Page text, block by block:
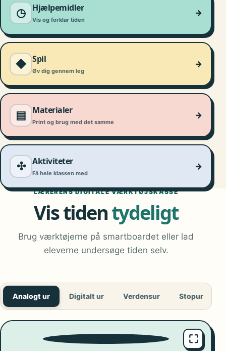
◷ Hjælpemidler
Vis og forklar tiden
→
◆ Spil
Øv dig gennem leg
→
▤ Materialer
Print og brug med det samme
→
✣ Aktiviteter
Få hele klassen med
→
LÆRERENS DIGITALE VÆRKTØJSKASSE
Vis tidentydeligt
Brug værktøjerne på smartboardet eller lad
eleverne undersøge tiden selv.
Analogt ur Digitalt ur Verdensur Stopur
⛶
23
4
8
910